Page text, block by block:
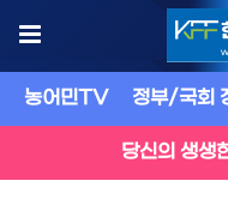
농어민TV 정부/국회
당신의 생생